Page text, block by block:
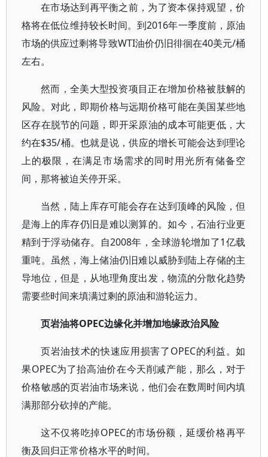
在市场达到再平衡之前，为了资本保持观望，价
格将在低位维持较长时间。到2016年一季度前，原油
市场的供应过剩将导致WTI油价仍旧徘徊在40美元/桶
左右。
然而，全美大型投资项目正在增加价格被肢解的
风险。对此，即期价格与远期价格可能在美国某些地
区存在脱节的问题，即开采原油的成本可能更低，大
约在$35/桶。也就是说，供应的增长可能会达到理论
上的极限，在满足市场需求的同时用光所有储备空
间，那将被迫关停开采。
当然，陆上库存可能会存在达到顶峰的风险，但
是海上的库存仍旧是难以测算的。如今，石油行业更
精到于浮动储存。自2008年，全球游轮增加了1亿载
重吨。虽然，海上储油仍旧难以威胁到陆上存储的主
导地位，但是，从地理角度出发，物流的分散化趋势
需要些时间来填满过剩的原油和游轮运力。
页岩油将OPEC边缘化并增加地缘政治风险
页岩油技术的快速应用损害了OPEC的利益。如
果OPEC为了抬高油价在今天削减产能，那么，对于
价格敏感的页岩油市场来说，他们会在数周时间内填
满那部分砍掉的产能。
这不仅将吃掉OPEC的市场份额，延缓价格再平
衡及回归正常价格水平的时间。